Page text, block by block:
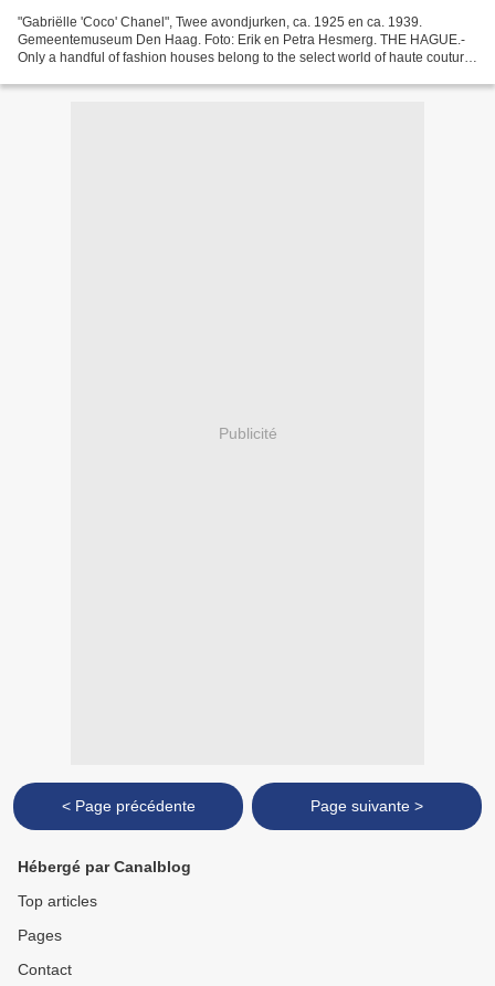
"Gabriëlle 'Coco' Chanel", Twee avondjurken, ca. 1925 en ca. 1939.
Gemeentemuseum Den Haag. Foto: Erik en Petra Hesmerg. THE HAGUE.-
Only a handful of fashion houses belong to the select world of haute couture.
Publicité
< Page précédente Page suivante >
Hébergé par Canalblog
Top articles
Pages
Contact